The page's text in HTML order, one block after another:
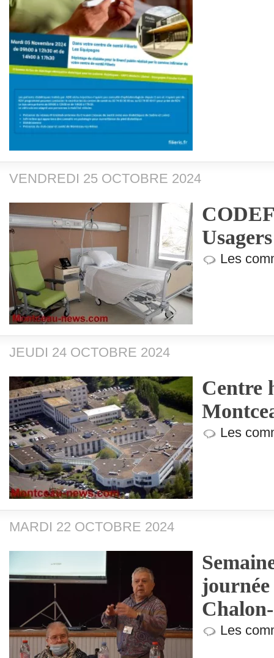
VENDREDI 25 OCTOBRE 2024
Les
JEUDI 24 OCTOBRE 2024
Centre
Les
MARDI 22 OCTOBRE 2024
Les